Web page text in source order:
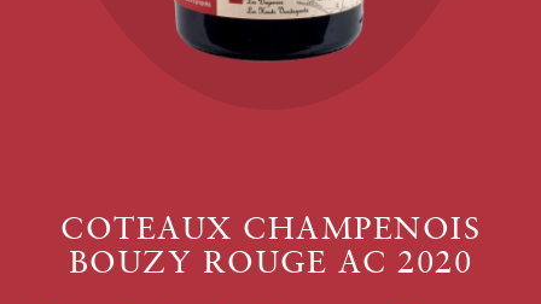
COTEAUX CHAMPENOIS
BOUZY ROUGE AC 2020